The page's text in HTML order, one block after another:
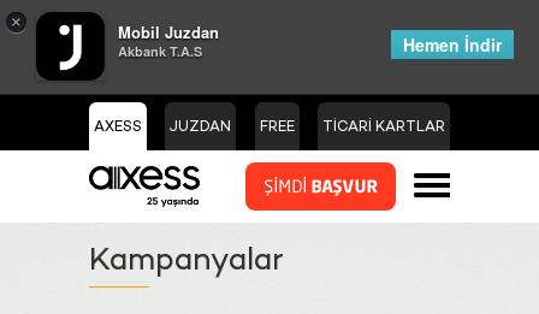
× Mobil Juzdan
Akbank T.A.S Hemen İndir
AXESS JUZDAN FREE TİCARİ KARTLAR
Kampanyalar